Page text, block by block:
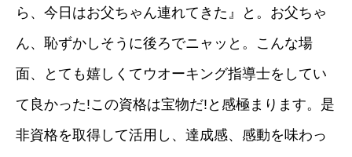
ら、今日はお父ちゃん連れてきた』と。お父ちゃ
ん、恥ずかしそうに後ろでニャッと。こんな場
面、とても嬉しくてウオーキング指導士をしてい
て良かった!この資格は宝物だ!と感極まります。是
非資格を取得して活用し、達成感、感動を味わっ